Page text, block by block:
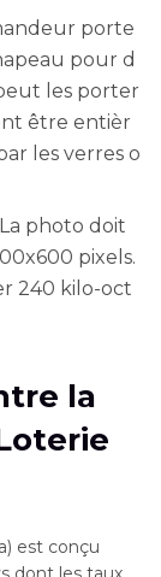
porte
pour d
les porter
être entièr
les verres o
La photo doit
pixels.
240 kilo-oct
la
est conçu